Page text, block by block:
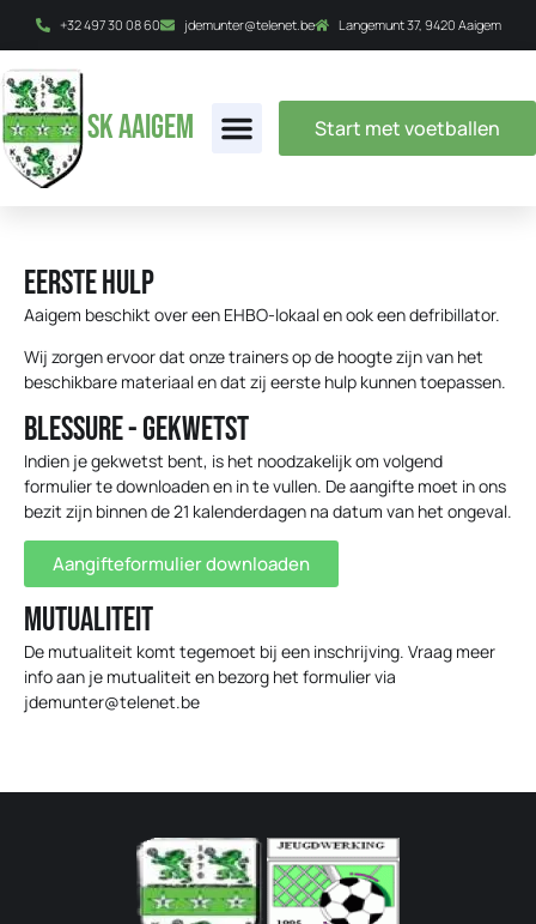
+32 497 30 08 60 jdemunter@telenet.be Langemunt 37, 9420 Aaigem
SK AAigem Start met voetballen
Eerste hulp
Aaigem beschikt over een EHBO-lokaal en ook een defribillator.
Wij zorgen ervoor dat onze trainers op de hoogte zijn van het
beschikbare materiaal en dat zij eerste hulp kunnen toepassen.
Blessure - gekwetst
Indien je gekwetst bent, is het noodzakelijk om volgend
formulier te downloaden en in te vullen. De aangifte moet in ons
bezit zijn binnen de 21 kalenderdagen na datum van het ongeval.
Aangifteformulier downloaden
Mutualiteit
De mutualiteit komt tegemoet bij een inschrijving. Vraag meer
info aan je mutualiteit en bezorg het formulier via
jdemunter@telenet.be